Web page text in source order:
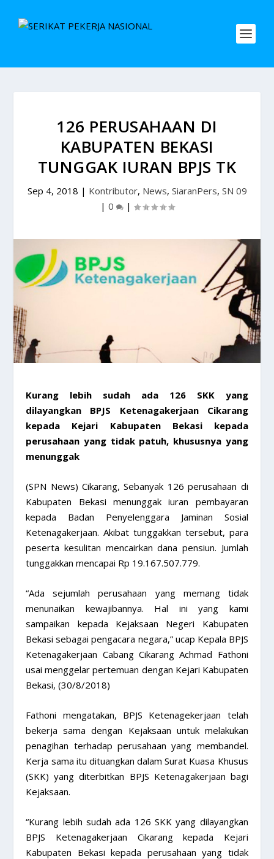
126 PERUSAHAAN DI
KABUPATEN BEKASI
TUNGGAK IURAN BPJS TK
Sep 4, 2018 | Kontributor, News, SiaranPers, SN 09
| 0 |
Kurang lebih sudah ada 126 SKK yang
dilayangkan BPJS Ketenagakerjaan Cikarang
kepada Kejari Kabupaten Bekasi kepada
perusahaan yang tidak patuh, khususnya yang
menunggak
(SPN News) Cikarang, Sebanyak 126 perusahaan di
Kabupaten Bekasi menunggak iuran pembayaran
kepada Badan Penyelenggara Jaminan Sosial
Ketenagakerjaan. Akibat tunggakkan tersebut, para
peserta kesulitan mencairkan dana pensiun. Jumlah
tunggakkan mencapai Rp 19.167.507.779.
“Ada sejumlah perusahaan yang memang tidak
menunaikan kewajibannya. Hal ini yang kami
sampaikan kepada Kejaksaan Negeri Kabupaten
Bekasi sebagai pengacara negara,” ucap Kepala BPJS
Ketenagakerjaan Cabang Cikarang Achmad Fathoni
usai menggelar pertemuan dengan Kejari Kabupaten
Bekasi, (30/8/2018)
Fathoni mengatakan, BPJS Ketenagekerjaan telah
bekerja sama dengan Kejaksaan untuk melakukan
penagihan terhadap perusahaan yang membandel.
Kerja sama itu dituangkan dalam Surat Kuasa Khusus
(SKK) yang diterbitkan BPJS Ketenagakerjaan bagi
Kejaksaan.
“Kurang lebih sudah ada 126 SKK yang dilayangkan
BPJS Ketenagakerjaan Cikarang kepada Kejari
Kabupaten Bekasi kepada perusahaan yang tidak